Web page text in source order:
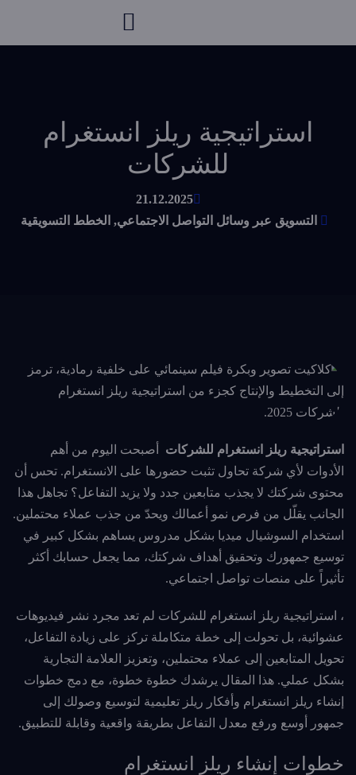
استراتيجية ريلز انستغرام
للشركات
21.12.2025
التسويق عبر وسائل التواصل الاجتماعي, الخطط التسويقية
استراتيجية ريلز انستغرام للشركات
أصبحت اليوم من أهم
الأدوات لأي شركة تحاول تثبت حضورها على الانستغرام. تحس أن
محتوى شركتك لا يجذب متابعين جدد ولا يزيد التفاعل؟ تجاهل هذا
الجانب يقلّل من فرص نمو أعمالك ويحدّ من جذب عملاء محتملين.
استخدام السوشيال ميديا بشكل مدروس يساهم بشكل كبير في
توسيع جمهورك وتحقيق أهداف شركتك، مما يجعل حسابك أكثر
تأثيراً على منصات تواصل اجتماعي.
، استراتيجية ريلز انستغرام للشركات لم تعد مجرد نشر فيديوهات
عشوائية، بل تحولت إلى خطة متكاملة تركز على زيادة التفاعل،
تحويل المتابعين إلى عملاء محتملين، وتعزيز العلامة التجارية
بشكل عملي. هذا المقال يرشدك خطوة خطوة، مع دمج خطوات
إنشاء ريلز انستغرام وأفكار ريلز تعليمية لتوسيع وصولك إلى
جمهور أوسع ورفع معدل التفاعل بطريقة واقعية وقابلة للتطبيق.
خطوات إنشاء ريلز انستغرام